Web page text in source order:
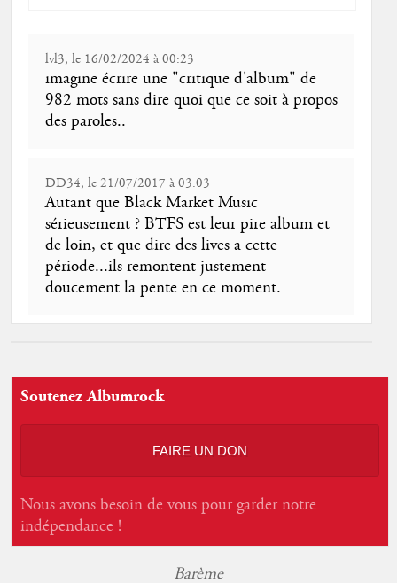
lvl3, le 16/02/2024 à 00:23
imagine écrire une "critique d'album" de
982 mots sans dire quoi que ce soit à propos
des paroles..
DD34, le 21/07/2017 à 03:03
Autant que Black Market Music
sérieusement ? BTFS est leur pire album et
de loin, et que dire des lives a cette
période...ils remontent justement
doucement la pente en ce moment.
Soutenez Albumrock
FAIRE UN DON
Nous avons besoin de vous pour garder notre
indépendance !
Barème